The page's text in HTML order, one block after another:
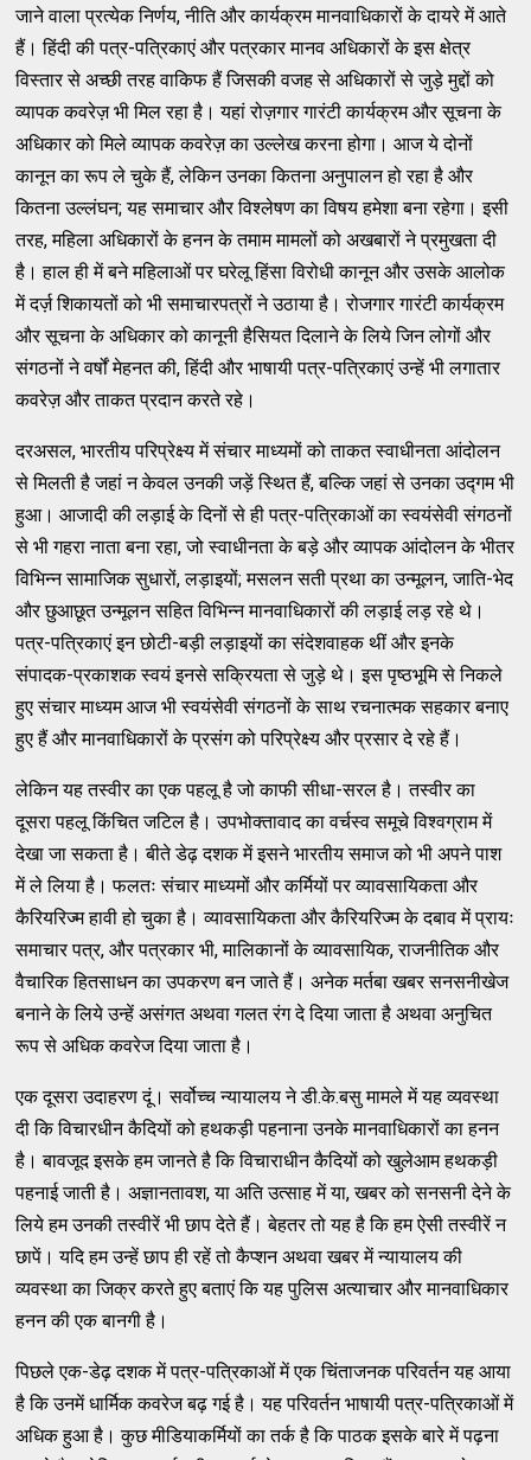
जाने वाला प्रत्येक निर्णय, नीति और कार्यक्रम मानवाधिकारों के दायरे में आते
हैं। हिंदी की पत्र-पत्रिकाएं और पत्रकार मानव अधिकारों के इस क्षेत्र
विस्तार से अच्छी तरह वाकिफ हैं जिसकी वजह से अधिकारों से जुड़े मुद्दों को
व्यापक कवरेज़ भी मिल रहा है। यहां रोज़गार गारंटी कार्यक्रम और सूचना के
अधिकार को मिले व्यापक कवरेज़ का उल्लेख करना होगा। आज ये दोनों
कानून का रूप ले चुके हैं, लेकिन उनका कितना अनुपालन हो रहा है और
कितना उल्लंघन; यह समाचार और विश्लेषण का विषय हमेशा बना रहेगा। इसी
तरह, महिला अधिकारों के हनन के तमाम मामलों को अखबारों ने प्रमुखता दी
है। हाल ही में बने महिलाओं पर घरेलू हिंसा विरोधी कानून और उसके आलोक
में दर्ज़ शिकायतों को भी समाचारपत्रों ने उठाया है। रोजगार गारंटी कार्यक्रम
और सूचना के अधिकार को कानूनी हैसियत दिलाने के लिये जिन लोगों और
संगठनों ने वर्षों मेहनत की, हिंदी और भाषायी पत्र-पत्रिकाएं उन्हें भी लगातार
कवरेज़ और ताकत प्रदान करते रहे।
दरअसल, भारतीय परिप्रेक्ष्य में संचार माध्यमों को ताकत स्वाधीनता आंदोलन
से मिलती है जहां न केवल उनकी जड़ें स्थित हैं, बल्कि जहां से उनका उद्गम भी
हुआ। आजादी की लड़ाई के दिनों से ही पत्र-पत्रिकाओं का स्वयंसेवी संगठनों
से भी गहरा नाता बना रहा, जो स्वाधीनता के बड़े और व्यापक आंदोलन के भीतर
विभिन्न सामाजिक सुधारों, लड़ाइयों; मसलन सती प्रथा का उन्मूलन, जाति-भेद
और छुआछूत उन्मूलन सहित विभिन्न मानवाधिकारों की लड़ाई लड़ रहे थे।
पत्र-पत्रिकाएं इन छोटी-बड़ी लड़ाइयों का संदेशवाहक थीं और इनके
संपादक-प्रकाशक स्वयं इनसे सक्रियता से जुड़े थे। इस पृष्ठभूमि से निकले
हुए संचार माध्यम आज भी स्वयंसेवी संगठनों के साथ रचनात्मक सहकार बनाए
हुए हैं और मानवाधिकारों के प्रसंग को परिप्रेक्ष्य और प्रसार दे रहे हैं।
लेकिन यह तस्वीर का एक पहलू है जो काफी सीधा-सरल है। तस्वीर का
दूसरा पहलू किंचित जटिल है। उपभोक्तावाद का वर्चस्व समूचे विश्वग्राम में
देखा जा सकता है। बीते डेढ़ दशक में इसने भारतीय समाज को भी अपने पाश
में ले लिया है। फलतः संचार माध्यमों और कर्मियों पर व्यावसायिकता और
कैरियरिज्म हावी हो चुका है। व्यावसायिकता और कैरियरिज्म के दबाव में प्रायः
समाचार पत्र, और पत्रकार भी, मालिकानों के व्यावसायिक, राजनीतिक और
वैचारिक हितसाधन का उपकरण बन जाते हैं। अनेक मर्तबा खबर सनसनीखेज
बनाने के लिये उन्हें असंगत अथवा गलत रंग दे दिया जाता है अथवा अनुचित
रूप से अधिक कवरेज दिया जाता है।
एक दूसरा उदाहरण दूं। सर्वोच्च न्यायालय ने डी.के.बसु मामले में यह व्यवस्था
दी कि विचारधीन कैदियों को हथकड़ी पहनाना उनके मानवाधिकारों का हनन
है। बावजूद इसके हम जानते है कि विचाराधीन कैदियों को खुलेआम हथकड़ी
पहनाई जाती है। अज्ञानतावश, या अति उत्साह में या, खबर को सनसनी देने के
लिये हम उनकी तस्वीरें भी छाप देते हैं। बेहतर तो यह है कि हम ऐसी तस्वीरें न
छापें। यदि हम उन्हें छाप ही रहें तो कैप्शन अथवा खबर में न्यायालय की
व्यवस्था का जिक्र करते हुए बताएं कि यह पुलिस अत्याचार और मानवाधिकार
हनन की एक बानगी है।
पिछले एक-डेढ़ दशक में पत्र-पत्रिकाओं में एक चिंताजनक परिवर्तन यह आया
है कि उनमें धार्मिक कवरेज बढ़ गई है। यह परिवर्तन भाषायी पत्र-पत्रिकाओं में
अधिक हुआ है। कुछ मीडियाकर्मियों का तर्क है कि पाठक इसके बारे में पढ़ना